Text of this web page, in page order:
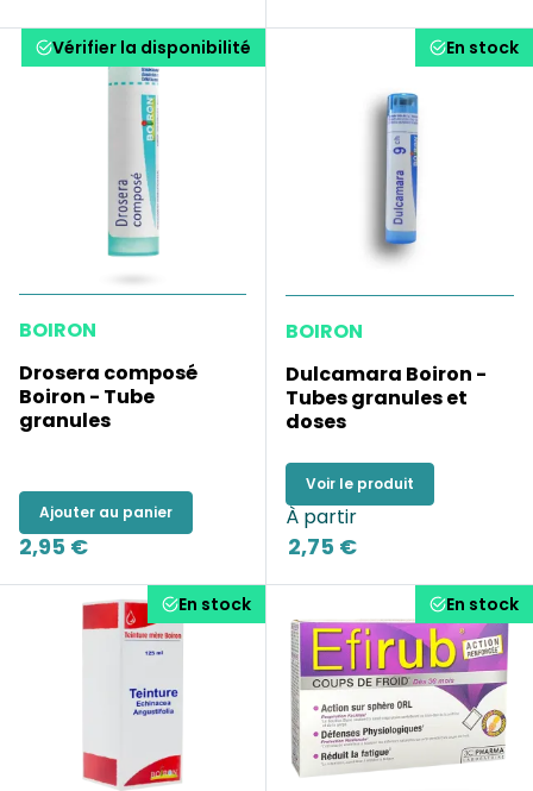
Vérifier la disponibilité
BOIRON
Drosera composé
Boiron - Tube
granules
Ajouter au panier
2,95 €
En stock
BOIRON
Dulcamara Boiron -
Tubes granules et
doses
Voir le produit
À partir
2,75 €
En stock En stock